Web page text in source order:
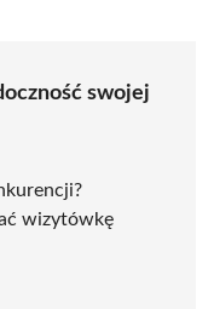
swojej
wizytówkę